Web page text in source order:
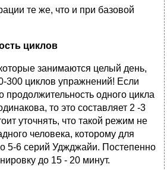
те же, что и при базовой
циклов
занимаются целый день,
300 циклов упражнений! Если
продолжительность одного цикла
то это составляет 2 -3
уточнять, что такой режим не
человека, которому для
5-6 серий Уджджайи. Постепенно
до 15 - 20 минут.